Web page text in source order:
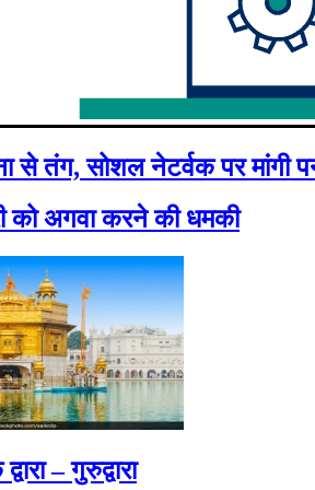
से तंग, सोशल नेटर्वक पर मांगी
को अगवा करने की धमकी
– गुरुद्वारा